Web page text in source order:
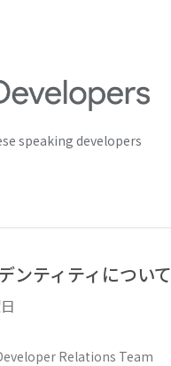
speaking developers
ンティティについて
Relations Team